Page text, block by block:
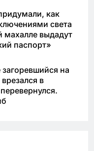
как
света
махалле выдадут
паспорт»
загоревшийся на
в